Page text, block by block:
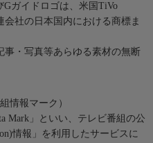
Gガイドロゴは、米国TiVo
会社の日本国内における商標ま
事・写真等あらゆる素材の無断
情報マーク）
Mark」といい、テレビ番組の公
情報」を利用したサービスに